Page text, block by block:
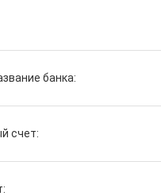
банка:
счет: